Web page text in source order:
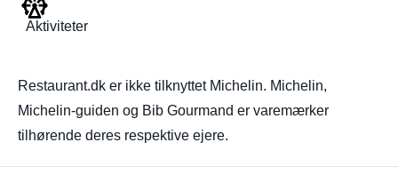
Aktiviteter
Restaurant.dk er ikke tilknyttet Michelin. Michelin,
Michelin-guiden og Bib Gourmand er varemærker
tilhørende deres respektive ejere.